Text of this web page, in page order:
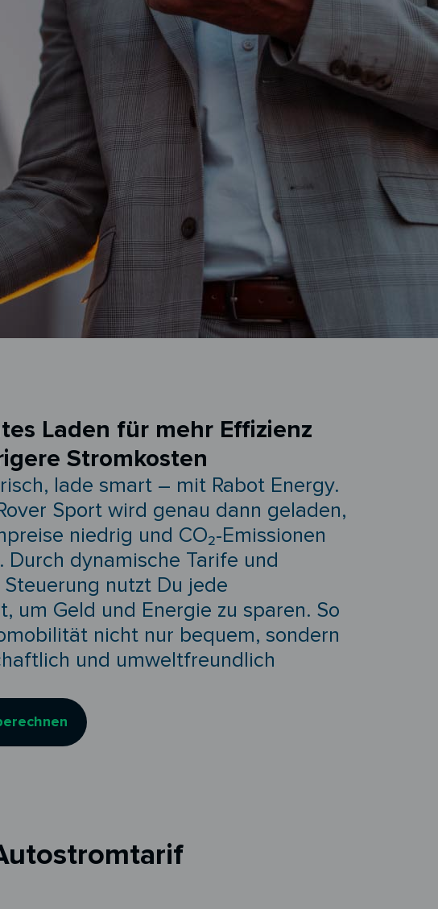
Laden für mehr Effizienz
Stromkosten
lade smart – mit Rabot Energy.
Sport wird genau dann geladen,
niedrig und CO₂-Emissionen
Durch dynamische Tarife und
nutzt Du jede
um Geld und Energie zu sparen. So
nicht nur bequem, sondern
und umweltfreundlich